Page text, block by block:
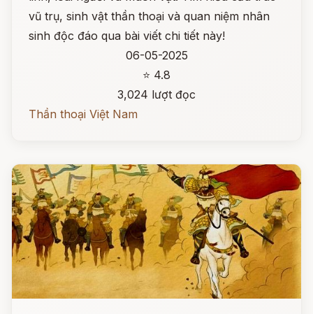
vũ trụ, sinh vật thần thoại và quan niệm nhân
sinh độc đáo qua bài viết chi tiết này!
06-05-2025
⭐ 4.8
3,024 lượt đọc
Thần thoại Việt Nam